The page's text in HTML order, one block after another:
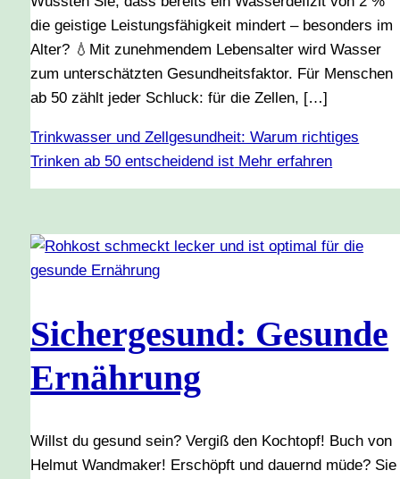
die geistige Leistungsfähigkeit mindert – besonders im
Alter? 💧Mit zunehmendem Lebensalter wird Wasser
zum unterschätzten Gesundheitsfaktor. Für Menschen
ab 50 zählt jeder Schluck: für die Zellen, […]
Trinkwasser und Zellgesundheit: Warum richtiges
Trinken ab 50 entscheidend ist Mehr erfahren
Sichergesund: Gesunde
Ernährung
Willst du gesund sein? Vergiß den Kochtopf! Buch von
Helmut Wandmaker! Erschöpft und dauernd müde? Sie